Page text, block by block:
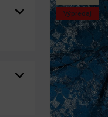
Výpredaj